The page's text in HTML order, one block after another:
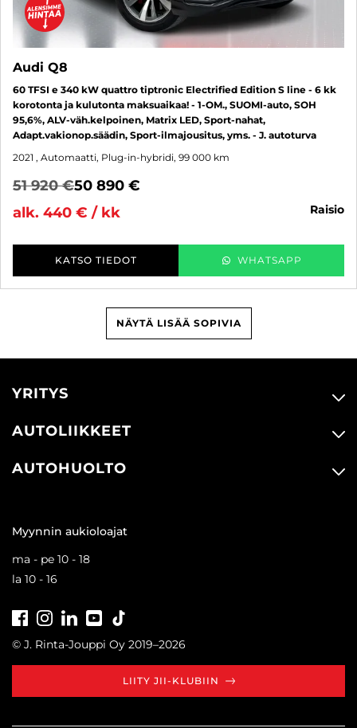
Audi Q8
60 TFSI e 340 kW quattro tiptronic Electrified Edition S line - 6 kk
korotonta ja kulutonta maksuaikaa! - 1-OM., SUOMI-auto, SOH
95,6%, ALV-väh.kelpoinen, Matrix LED, Sport-nahat,
Adapt.vakionop.säädin, Sport-ilmajousitus, yms. - J. autoturva
2021 , Automaatti, Plug-in-hybridi, 99 000 km
51 920 €50 890 €
alk. 440 € / kk
raisio
KATSO TIEDOT WHATSAPP
NÄYTÄ LISÄÄ SOPIVIA
YRITYS
AUTOLIIKKEET
AUTOHUOLTO
Myynnin aukioloajat
ma - pe 10 - 18
la 10 - 16
FacebookInstagramLinkedInYoutube
© J. Rinta-Jouppi Oy 2019–2026
LIITY JII-KLUBIIN